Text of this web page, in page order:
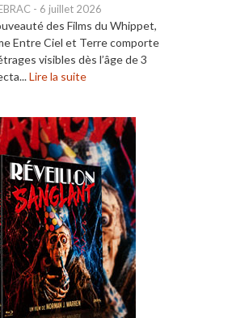
- 6 juillet 2026
des Films du Whippet,
Entre Ciel et Terre comporte
visibles dès l’âge de 3
Lire la suite